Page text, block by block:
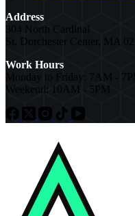
Address
304 North Cardinal
St. Dorchester Center, MA
Work Hours
Monday to Friday: 7AM -
Weekend: 10AM - 5PM